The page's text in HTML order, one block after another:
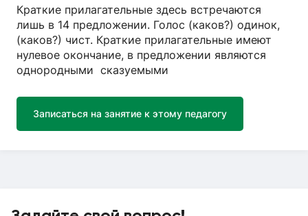
Краткие прилагательные здесь встречаются
лишь в 14 предложении. Голос (каков?) одинок,
(каков?) чист. Краткие прилагательные имеют
нулевое окончание, в предложении являются
однородными сказуемыми
Записаться на занятие к этому педагогу